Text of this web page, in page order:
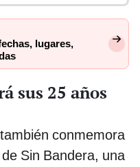
lugares,
sus 25 años
conmemora
Sin Bandera, una